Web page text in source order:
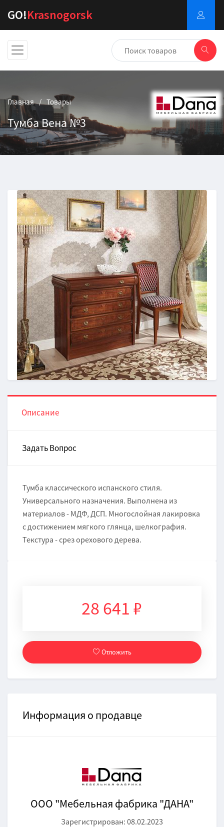
GO!Krasnogorsk
Главная Товары
Тумба Вена №3
Описание
Задать Вопрос
Тумба классического испанского стиля.
Универсального назначения. Выполнена из
материалов - МДФ, ДСП. Многослойная лакировка
с достижением мягкого глянца, шелкография.
Текстура - срез орехового дерева.
28 641 ₽
Отложить
Информация о продавце
ООО "Мебельная фабрика "ДАНА"
Зарегистрирован: 08.02.2023